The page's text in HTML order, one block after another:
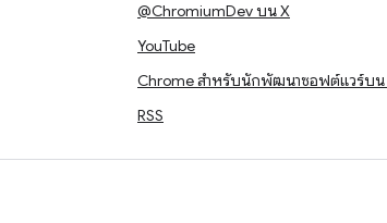
@ChromiumDev บน X
YouTube
Chrome สำหรับนักพัฒนาซอฟต์แวร์บน
RSS